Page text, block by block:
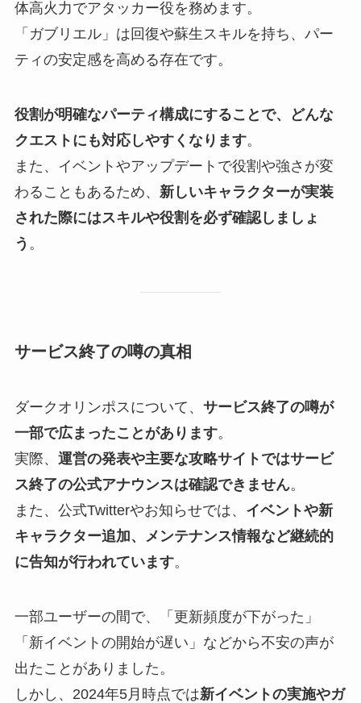
体高火力でアタッカー役を務めます。
「ガブリエル」は回復や蘇生スキルを持ち、パー
ティの安定感を高める存在です。
役割が明確なパーティ構成にすることで、どんな
クエストにも対応しやすくなります。
また、イベントやアップデートで役割や強さが変
わることもあるため、 新しいキャラクターが実装
された際にはスキルや役割を必ず確認しましょ
う 。
サービス終了の噂の真相
ダークオリンポスについて、 サービス終了の噂が
一部で広まったことがあります。
実際、 運営の発表や主要な攻略サイトではサービ
ス終了の公式アナウンスは確認できません。
また、公式Twitterやお知らせでは、 イベントや新
キャラクター追加、メンテナンス情報など継続的
に告知が行われています。
一部ユーザーの間で、「更新頻度が下がった」
「新イベントの開始が遅い」などから不安の声が
出たことがありました。
しかし、2024年5月時点では新イベントの実施やガ